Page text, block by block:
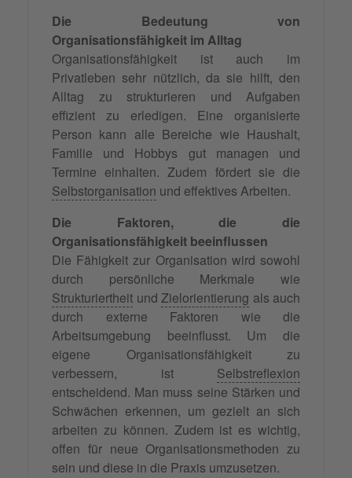
Die Bedeutung von
Organisationsfähigkeit im Alltag
Organisationsfähigkeit ist auch im
Privatleben sehr nützlich, da sie hilft, den
Alltag zu strukturieren und Aufgaben
effizient zu erledigen. Eine organisierte
Person kann alle Bereiche wie Haushalt,
Familie und Hobbys gut managen und
Termine einhalten. Zudem fördert sie die
Selbstorganisation und effektives Arbeiten.
Die Faktoren, die die
Organisationsfähigkeit beeinflussen
Die Fähigkeit zur Organisation wird sowohl
durch persönliche Merkmale wie
Strukturiertheit und Zielorientierung als auch
durch externe Faktoren wie die
Arbeitsumgebung beeinflusst. Um die
eigene Organisationsfähigkeit zu
verbessern, ist Selbstreflexion
entscheidend. Man muss seine Stärken und
Schwächen erkennen, um gezielt an sich
arbeiten zu können. Zudem ist es wichtig,
offen für neue Organisationsmethoden zu
sein und diese in die Praxis umzusetzen.